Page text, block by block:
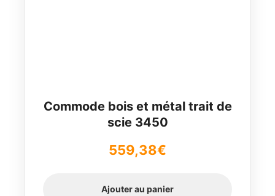
Commode bois et métal trait de
scie 3450
559,38€
Ajouter au panier